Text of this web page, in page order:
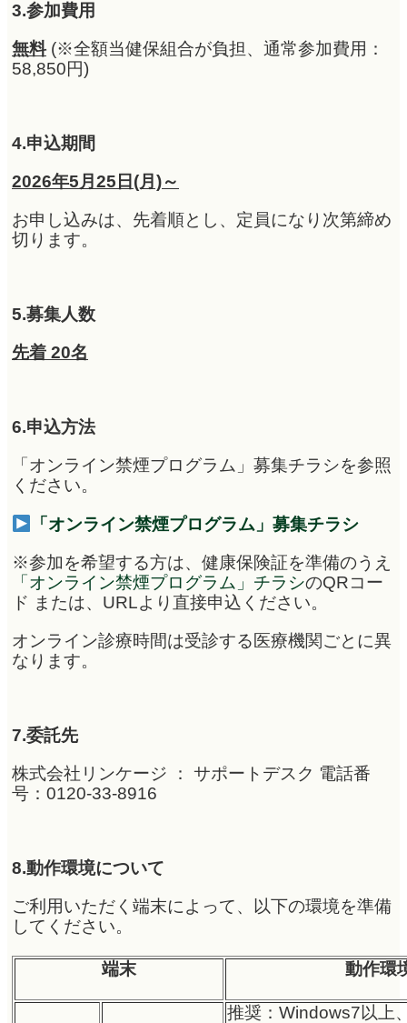
3.参加費用
無料(※全額当健保組合が負担、通常参加費用：
58,850円)
4.申込期間
2026年5月25日(月)～
お申し込みは、先着順とし、定員になり次第締め
切ります。
5.募集人数
先着 20名
6.申込方法
「オンライン禁煙プログラム」募集チラシを参照
ください。
「オンライン禁煙プログラム」募集チラシ
※参加を希望する方は、健康保険証を準備のうえ
「オンライン禁煙プログラム」チラシのQRコー
ド または、URLより直接申込ください。
オンライン診療時間は受診する医療機関ごとに異
なります。
7.委託先
株式会社リンケージ ： サポートデスク 電話番
号：0120-33-8916
8.動作環境について
ご利用いただく端末によって、以下の環境を準備
してください。
端末 動作環
推奨：Windows7以上